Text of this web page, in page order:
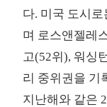
다. 미국 도시
며 로스앤젤레
고(52위), 워싱
리 중위권을 기
지난해와 같은